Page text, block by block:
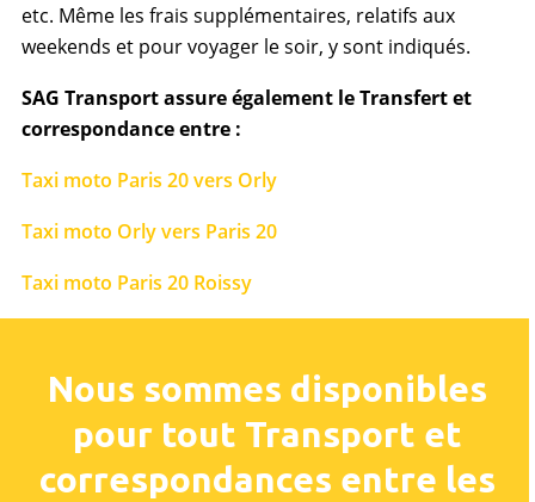
etc. Même les frais supplémentaires, relatifs aux
weekends et pour voyager le soir, y sont indiqués.
SAG Transport assure également le Transfert et
correspondance entre :
Taxi moto Paris 20 vers Orly
Taxi moto Orly vers Paris 20
Taxi moto Paris 20 Roissy
Nous sommes disponibles
pour tout Transport et
correspondances entre les